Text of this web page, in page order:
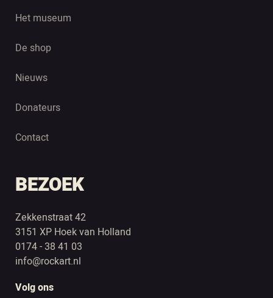
Het museum
De shop
Nieuws
Donateurs
Contact
BEZOEK
Zekkenstraat 42
3151 XP Hoek van Holland
0174 - 38 41 03
info@rockart.nl
Volg ons